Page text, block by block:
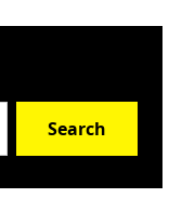
Search